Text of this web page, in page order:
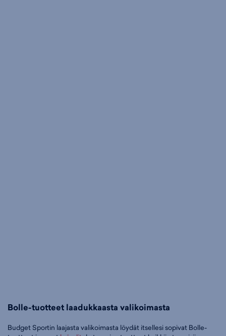
Bolle-tuotteet laadukkaasta valikoimasta
Budget Sportin laajasta valikoimasta löydät itsellesi sopivat Bolle-